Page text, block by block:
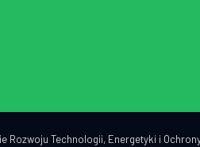
Rozwoju Technologii, Energetyki i